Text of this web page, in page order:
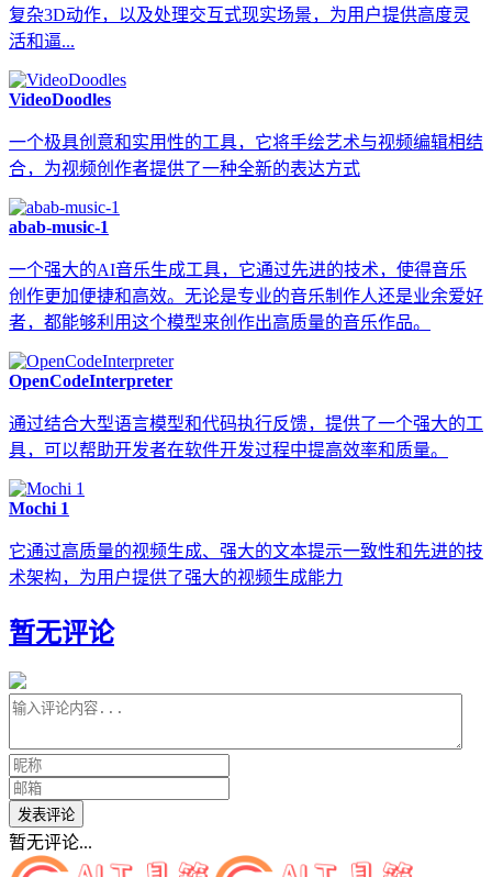
复杂3D动作，以及处理交互式现实场景，为用户提供高度灵
活和逼...
VideoDoodles
一个极具创意和实用性的工具，它将手绘艺术与视频编辑相结
合，为视频创作者提供了一种全新的表达方式
abab-music-1
一个强大的AI音乐生成工具，它通过先进的技术，使得音乐
创作更加便捷和高效。无论是专业的音乐制作人还是业余爱好
者，都能够利用这个模型来创作出高质量的音乐作品。
OpenCodeInterpreter
通过结合大型语言模型和代码执行反馈，提供了一个强大的工
具，可以帮助开发者在软件开发过程中提高效率和质量。
Mochi 1
它通过高质量的视频生成、强大的文本提示一致性和先进的技
术架构，为用户提供了强大的视频生成能力
暂无评论
发表评论
暂无评论...